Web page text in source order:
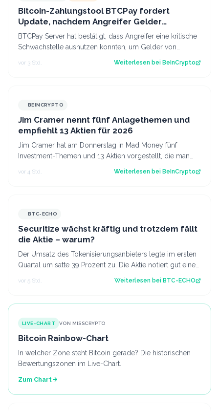
Bitcoin-Zahlungstool BTCPay fordert
Update, nachdem Angreifer Gelder
gestohlen haben
BTCPay Server hat bestätigt, dass Angreifer eine kritische
Schwachstelle ausnutzen konnten, um Gelder von
vor 3 Std. Weiterlesen bei BeInCrypto
BEINCRYPTO
Jim Cramer nennt fünf Anlagethemen und
empfiehlt 13 Aktien für 2026
Jim Cramer hat am Donnerstag in Mad Money fünf
Investment-Themen und 13 Aktien vorgestellt, die man
vor 4 Std. Weiterlesen bei BeInCrypto
BTC-ECHO
Securitize wächst kräftig und trotzdem fällt
die Aktie – warum?
Der Umsatz des Tokenisierungsanbieters legte im ersten
Quartal um satte 39 Prozent zu. Die Aktie notiert gut einen
vor 5 Std. Weiterlesen bei BTC-ECHO
LIVE-CHART VON MISSCRYPTO
Bitcoin Rainbow-Chart
In welcher Zone steht Bitcoin gerade? Die historischen
Bewertungszonen im Live-Chart.
Zum Chart